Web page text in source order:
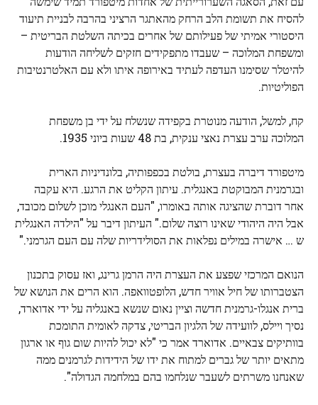
להסיח את תשומת הלב הרחק מהאתגר הרציני בהרבה לבניית תיעוד
היסטורי אמיתי של פעילותם של אחרים בכיתה השלטת הבריטית –
ומשפחת המלוכה – שעבדו מתפקידים חזקים לשליחה הודעות
להיטלר שסימנו העדפה לעתיד באירופה איתו ולא עם האלטרנטיבות
הפוליטיות.
קח, למשל, הודעה מנוטרת בקפידה שנשלח על ידי בן משפחת
המלוכה ערב עצרת נאצי ענקית, בת 48 שעות ביוני 1935.
מיטפורד דיברה בעצרת, בולטת בכפפותיה, בלונדיניות הארית
ובגרמנית המבוקטת באנגלית. עיתון הקליט את הרגע. היא עקבה
אחר דוברת שהציגה אותה באומרו, "העם האנגלי מוכן לשלום מכובד,
אבל היה היהודי שאינו רוצה שלום." העיתון דיבר על "הילדה האנגלית
ש … אישרה במילים נפלאות את הסולידריות שלה עם העם הגרמני."
הנואם המרכזי שפצע את העצרת היה הרמן גרינג, ואז עסוק בתכנון
הצטברותו של חיל אוויר חדש, הלופטוואפה. הוא הרים את הנושא של
ברית אנגלו-גרמנית חדשה וציין נאום שנשא באנגליה על ידי אדוארד,
נסיך ויילס, לוועידה של הלגיון הבריטי, צדקה לאומית התומכת
בוותיקים צבאיים. אדוארד אמר כי "לא יכול להיות שום גוף או ארגון
מתאים יותר של גברים למתוח את ידו של הידידות לגרמנים ממה
שאנחנו משרתים לשעבר שנלחמו בהם במלחמה הגדולה".